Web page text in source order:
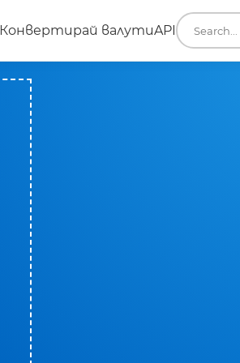
Конвертирай валутиAPI